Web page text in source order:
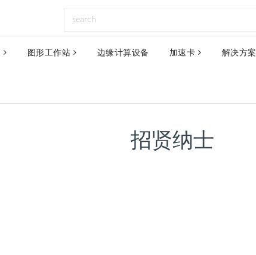
图形工作站 边缘计算设备 加速卡 解决方案
招贤纳士